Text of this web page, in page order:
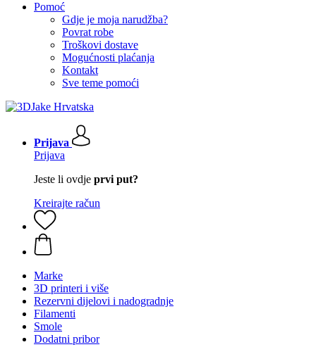
Pomoć
Gdje je moja narudžba?
Povrat robe
Troškovi dostave
Mogućnosti plaćanja
Kontakt
Sve teme pomoći
Prijava
Prijava
Jeste li ovdje prvi put?
Kreirajte račun
Marke
3D printeri i više
Rezervni dijelovi i nadogradnje
Filamenti
Smole
Dodatni pribor